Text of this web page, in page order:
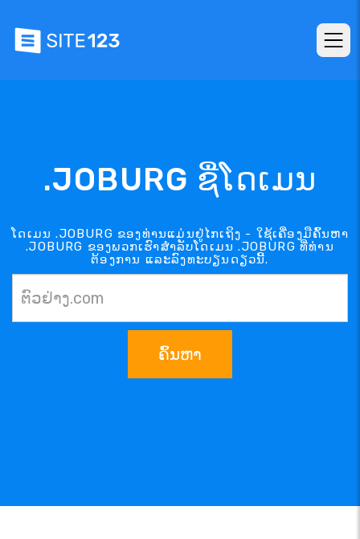
.JOBURG ຊື່ໂດເມນ
ໂດເມນ .JOBURG ຂອງທ່ານແມ່ນຢູ່ໄກເຖິງ - ໃຊ້ເຄື່ອງມືຄົ້ນຫາ
.JOBURG ຂອງພວກເຮົາສຳລັບໂດເມນ .JOBURG ທີ່ທ່ານ
ຕ້ອງການ ແລະລົງທະບຽນດຽວນີ້.
ຄົ້ນຫາ